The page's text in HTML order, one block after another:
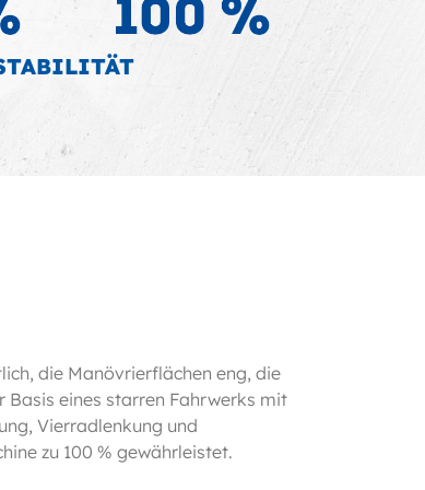
die Manövrierflächen eng, die
Basis eines starren Fahrwerks mit
Vierradlenkung und
zu 100 % gewährleistet.